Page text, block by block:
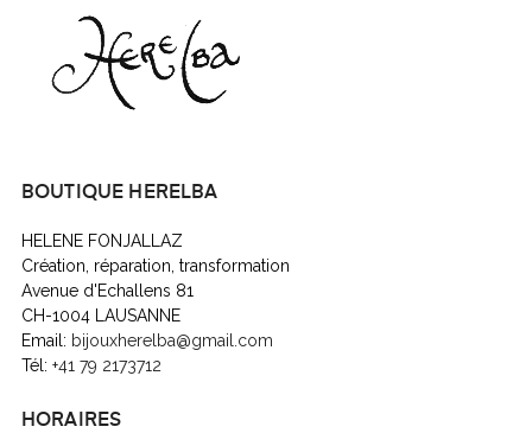
BOUTIQUE HERELBA
HELENE FONJALLAZ
Création, réparation, transformation
Avenue d'Echallens 81
CH-1004 LAUSANNE
Email: bijouxherelba@gmail.com
Tél: +41 79 2173712
HORAIRES